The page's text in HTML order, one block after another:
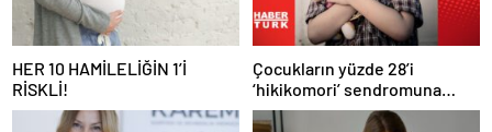
HER 10 HAMİLELİĞİN 1’İ
RİSKLİ!
Çocukların yüzde 28’i
‘hikikomori’ sendromuna
maruz kalıyor